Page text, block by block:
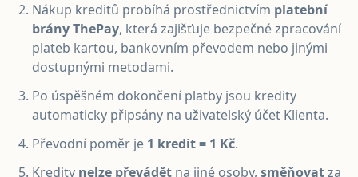
Nákup kreditů probíhá prostřednictvím platební
brány ThePay, která zajišťuje bezpečné zpracování
plateb kartou, bankovním převodem nebo jinými
dostupnými metodami.
Po úspěšném dokončení platby jsou kredity
automaticky připsány na uživatelský účet Klienta.
Převodní poměr je 1 kredit = 1 Kč.
Kredity nelze převádět na jiné osoby, směňovatza